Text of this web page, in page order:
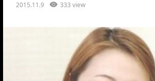
2015.11.9 333 view